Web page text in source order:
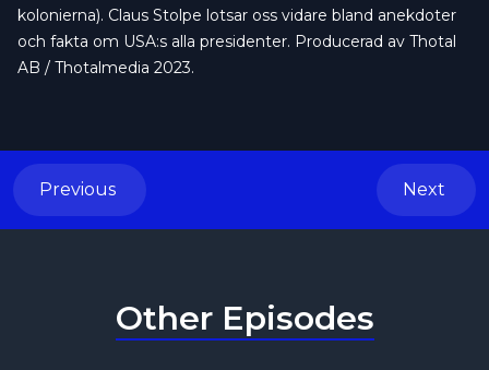
kolonierna). Claus Stolpe lotsar oss vidare bland anekdoter
och fakta om USA:s alla presidenter. Producerad av Thotal
AB / Thotalmedia 2023.
Previous Next
Other Episodes